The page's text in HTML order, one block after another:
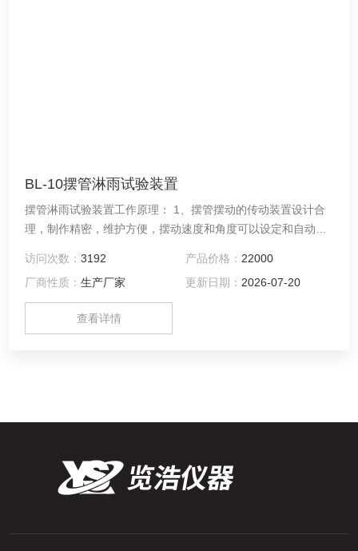
BL-10摆管淋雨试验装置
摆管淋雨试验装置工作原理： 1、摆管摆动的传动装置设计合
理，制作精密，维护方便，摆动速度和角度可以设定和自动调
重50公斤，并且可以水平方向360度旋转，转速可以调整。整
台设备设计合理，经久耐用。
访问次数：3192 产品价格： 22000
厂商性质：生产厂家 更新日期： 2026-07-20
查看详情